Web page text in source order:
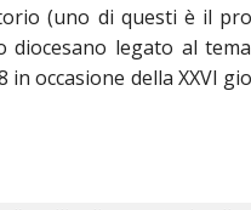
(uno di questi è il
diocesano legato al
occasione della XXVI